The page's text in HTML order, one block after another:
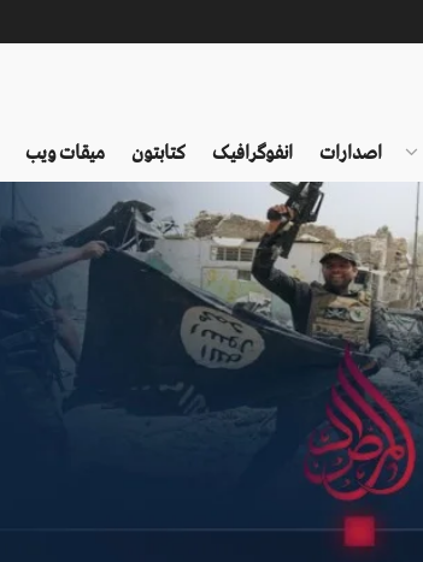
اصدارات انفوګرافیک کتابتون میقات ویب